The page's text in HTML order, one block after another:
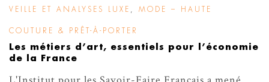
VEILLE ET ANALYSES LUXE MODE – HAUTE
COUTURE & PRÊT-À-PORTER
Les métiers d’art, essentiels pour l’économie
de la France